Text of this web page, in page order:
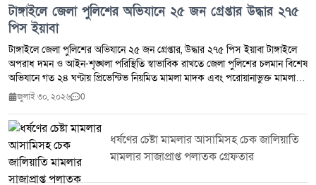
টাঙ্গাইলে জেলা পুলিশের অভিযানে ২৫ জন গ্রেপ্তার উদ্ধার ২৭৫
পিস ইয়াবা
টাঙ্গাইলে জেলা পুলিশের অভিযানে ২৫ জন গ্রেপ্তার, উদ্ধার ২৭৫ পিস ইয়াবা টাঙ্গাইলে
অপরাধ দমন ও আইন-শৃঙ্খলা পরিস্থিতি স্বাভাবিক রাখতে জেলা পুলিশের চলমান বিশেষ
অভিযানে গত ২৪ ঘণ্টায় প্রিভেন্টিভ নিয়মিত মামলা মাদক এবং পরোয়ানাভুক্ত মামলায়
মোট ২৫ জনকে গ্রেপ্তার করা হয়েছে।জেলা পুলিশ সূত্র জানায় সম্মানিত পুলিশ সুপারের
নির্দেশনায় জেলার সকল থানা ও ইউনিটের ইনচার্জদের নেতৃত্বে পরিচালিত এ অভিযানে
২৭৫ পিস ইয়াবা উদ্ধার করা হয়। একই সঙ্গে ৭ জন মাদক ব্যবসায়ীকে গ্রেপ্তার করা
হয়েছে।টাঙ্গাইল জেলা পুলিশ জানিয়েছে মাদক,সন্ত্রাস ও অন্যান্য অপরাধ দমনে এ
ধরনের অভিযান অব্যাহত থাকবে। অপরাধ নিয়ন্ত্রণে জনগণের সহযোগিতা কামনা করে
পুলিশ সবাইকে অপরাধ ও অপরাধীদের বিষয়ে তথ্য দিয়ে আইন-শৃঙ্খলা রক্ষায় সহায়তা
করার আহ্বান জানিয়েছে।
জুলাই ৩০, ২০২৬ 0
ধর্ষণের চেষ্টা মামলার আসামিসহ চেক জালিয়াতি
মামলার সাজাপ্রাপ্ত পলাতক গ্রেফতার